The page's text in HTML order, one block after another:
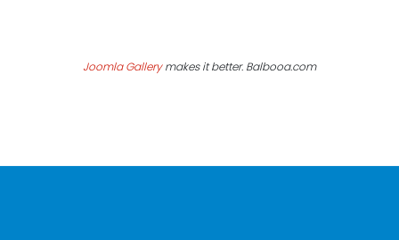
Joomla Gallerymakes it better. Balbooa.com